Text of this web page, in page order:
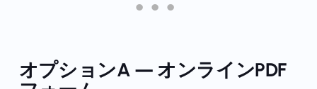
オプションA — オンラインPDF